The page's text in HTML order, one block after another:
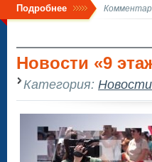
Подробнее
Новости «9
Категория: Новости